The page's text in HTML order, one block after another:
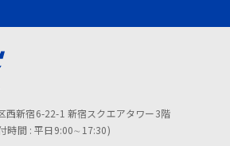
新宿6-22-1 新宿スクエアタワー3階
時間 : 平日9:00∼17:30)